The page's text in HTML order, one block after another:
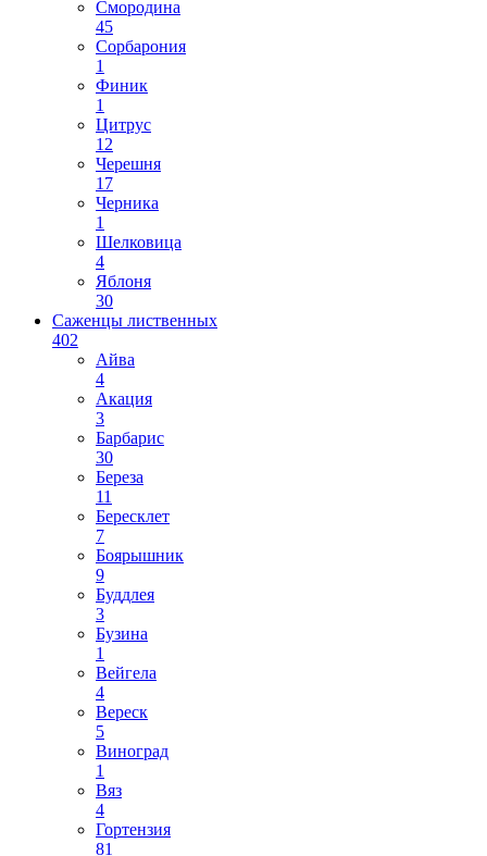
Смородина
45
Сорбарония
1
Финик
1
Цитрус
12
Черешня
17
Черника
1
Шелковица
4
Яблоня
30
Саженцы лиственных
402
Айва
4
Акация
3
Барбарис
30
Береза
11
Бересклет
7
Боярышник
9
Буддлея
3
Бузина
1
Вейгела
4
Вереск
5
Виноград
1
Вяз
4
Гортензия
81